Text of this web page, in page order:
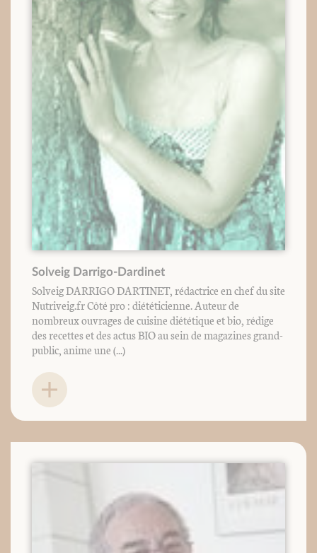
Solveig Darrigo-Dardinet
Solveig DARRIGO DARTINET, rédactrice en chef du site
Nutriveig.fr Côté pro : diététicienne. Auteur de
nombreux ouvrages de cuisine diététique et bio, rédige
des recettes et des actus BIO au sein de magazines grand-
public, anime une (...)